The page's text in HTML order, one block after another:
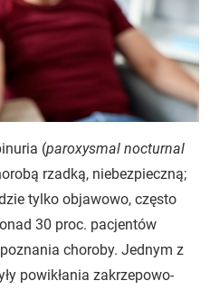
(paroxysmal nocturnal
rzadką, niebezpieczną;
tylko objawowo, często
30 proc. pacjentów
choroby. Jednym z
powikłania zakrzepowo-